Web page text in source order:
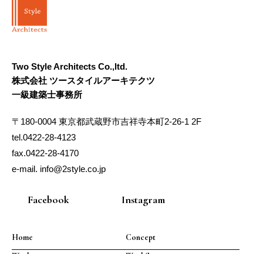
Two Style Architects Co.,ltd.
株式会社 ツースタイルアーキテクツ
一級建築士事務所
〒180-0004 東京都武蔵野市吉祥寺本町2-26-1 2F
tel.0422-28-4123
fax.0422-28-4170
e-mail. info@2style.co.jp
Facebook Instagram
Home
Concept